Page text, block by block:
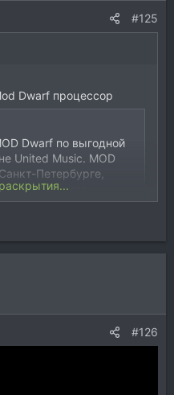
#125
Dwarf процессор
Dwarf по выгодной
United Music. MOD
Петербурге,
Нижнем
— доставка по
самостоятельная
от педали,
педалборд
#126